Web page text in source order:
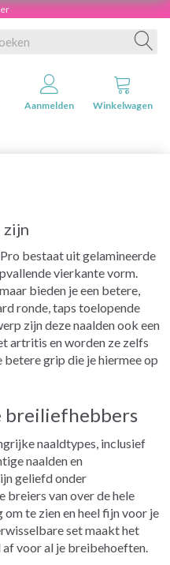
Aanmelden Winkelwagen
zijn
bestaat uit gelamineerde
vierkante vorm.
bieden je een betere,
ronde, taps toelopende
zijn deze naalden ook een
artritis en worden ze zelfs
grip die je hiermee op
breiliefhebbers
naaldtypes, inclusief
naalden en
geliefd onder
breiers van over de hele
te zien en heel fijn voor je
set maakt het
voor al je breibehoeften.